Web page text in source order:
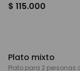
a 4 personas
$ 115.000
Plato mixto
Plato para 2 personas